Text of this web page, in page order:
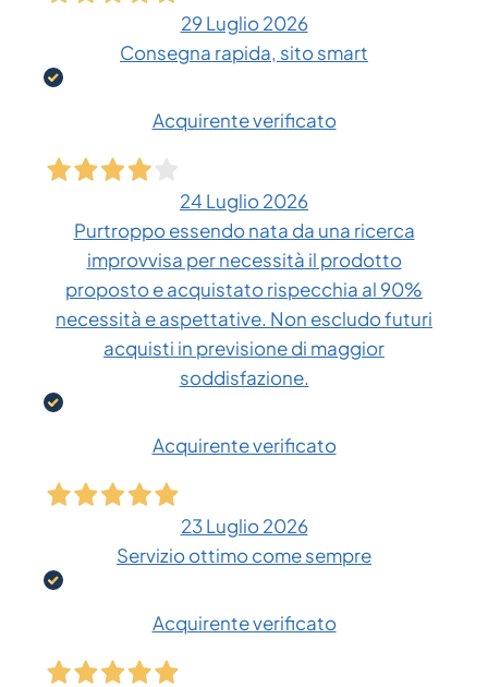
29 Luglio 2026
Consegna rapida, sito smart
Acquirente verificato
24 Luglio 2026
Purtroppo essendo nata da una ricerca
improvvisa per necessità il prodotto
proposto e acquistato rispecchia al 90%
necessità e aspettative. Non escludo futuri
acquisti in previsione di maggior
soddisfazione.
Acquirente verificato
23 Luglio 2026
Servizio ottimo come sempre
Acquirente verificato